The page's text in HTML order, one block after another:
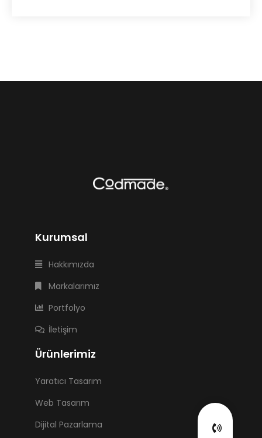
Kurumsal
Hakkımızda
Markalarımız
Portfolyo
İletişim
Ürünlerimiz
Yaratıcı Tasarım
Web Tasarım
Dijital Pazarlama